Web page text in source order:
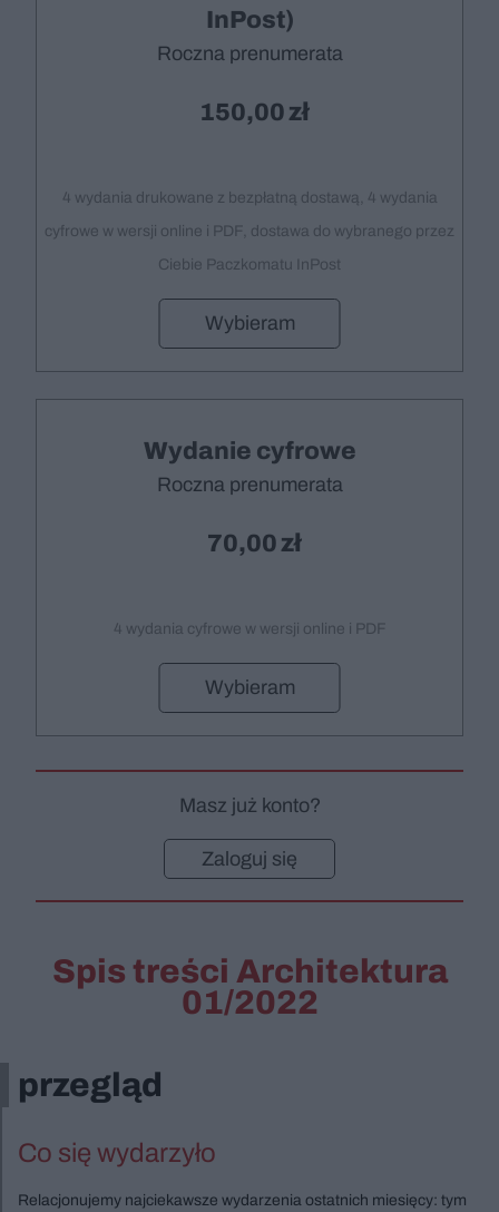
InPost)
Roczna prenumerata
150,00
4 wydania drukowane z bezpłatną dostawą, 4 wydania
cyfrowe w wersji online i PDF, dostawa do wybranego przez
Ciebie Paczkomatu InPost
Wybieram
Wydanie cyfrowe
Roczna prenumerata
70,00
4 wydania cyfrowe w wersji online i PDF
Wybieram
Masz już konto?
Zaloguj się
Spis treści Architektura
01/2022
przegląd
Co się wydarzyło
Relacjonujemy najciekawsze wydarzenia ostatnich miesięcy: tym